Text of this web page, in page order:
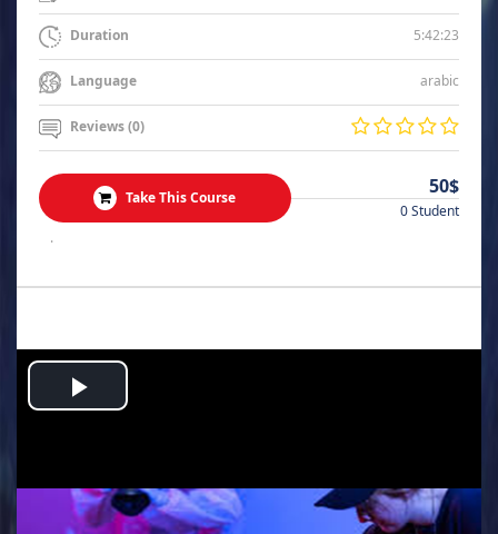
Duration 5:42:23
Language arabic
Reviews (0)
Take This Course 50$
0 Student
.
Play